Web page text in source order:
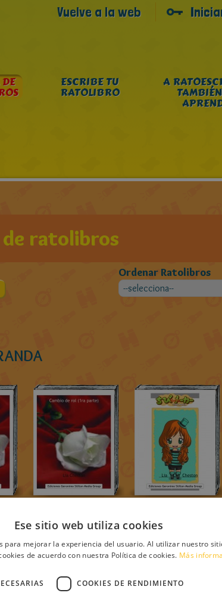
Vuelve a la web
ESCRIBE TU
RATOLIBRO
A
de ratolibros
Ordenar Ratolibros
Ese sitio web utiliza cookies
para mejorar la experiencia del usuario. Al utilizar nuestro
de acuerdo con nuestra Política de cookies. Más
COOKIES DE RENDIMIENTO